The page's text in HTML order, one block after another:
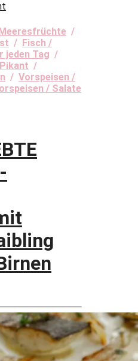
/
/ Fisch /
jeden Tag /
/
/ Vorspeisen /
/ Salate